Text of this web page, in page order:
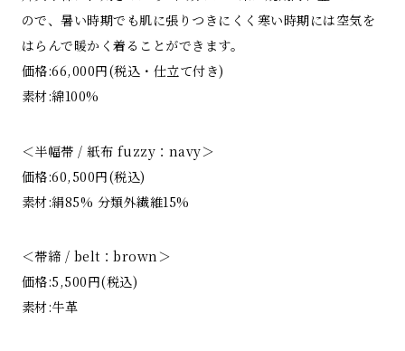
ので、暑い時期でも肌に張りつきにくく寒い時期には空気を
はらんで暖かく着ることができます。
価格:66,000円(税込・仕立て付き)
素材:綿100%
＜半幅帯 / 紙布 fuzzy：navy＞
価格:60,500円(税込)
素材:絹85% 分類外繊維15%
＜帯締 / belt：brown＞
価格:5,500円(税込)
素材:牛革